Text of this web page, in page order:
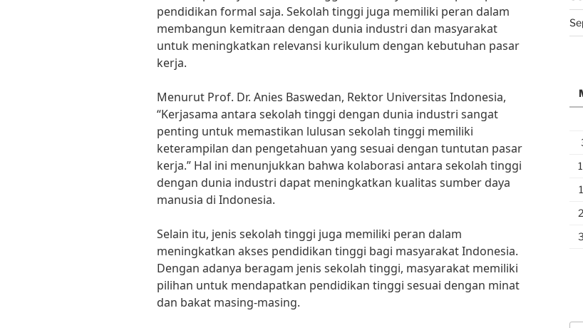
pendidikan formal saja. Sekolah tinggi juga memiliki peran dalam
membangun kemitraan dengan dunia industri dan masyarakat
untuk meningkatkan relevansi kurikulum dengan kebutuhan pasar
kerja.
Menurut Prof. Dr. Anies Baswedan, Rektor Universitas Indonesia,
“Kerjasama antara sekolah tinggi dengan dunia industri sangat
penting untuk memastikan lulusan sekolah tinggi memiliki
keterampilan dan pengetahuan yang sesuai dengan tuntutan pasar
kerja.” Hal ini menunjukkan bahwa kolaborasi antara sekolah tinggi
dengan dunia industri dapat meningkatkan kualitas sumber daya
manusia di Indonesia.
Selain itu, jenis sekolah tinggi juga memiliki peran dalam
meningkatkan akses pendidikan tinggi bagi masyarakat Indonesia.
Dengan adanya beragam jenis sekolah tinggi, masyarakat memiliki
pilihan untuk mendapatkan pendidikan tinggi sesuai dengan minat
dan bakat masing-masing.